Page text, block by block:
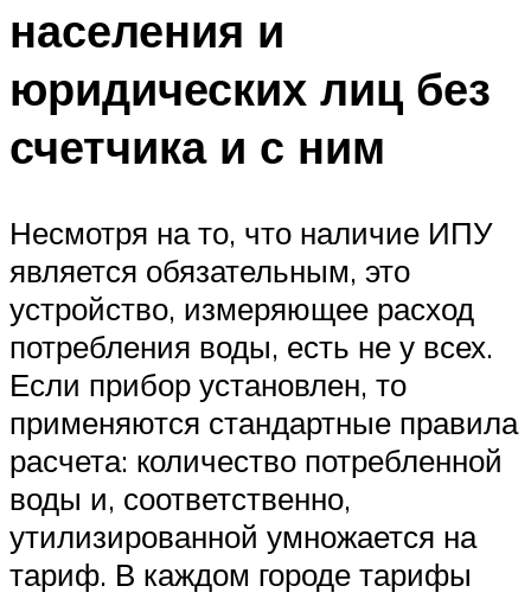
населения и
юридических лиц без
счетчика и с ним
Несмотря на то, что наличие ИПУ
является обязательным, это
устройство, измеряющее расход
потребления воды, есть не у всех.
Если прибор установлен, то
применяются стандартные правила
расчета: количество потребленной
воды и, соответственно,
утилизированной умножается на
тариф. В каждом городе тарифы